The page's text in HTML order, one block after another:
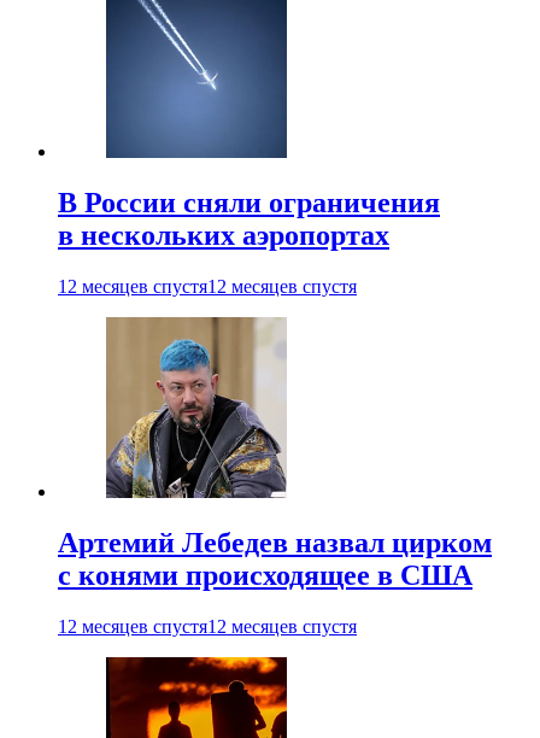
В России сняли ограничения
в нескольких аэропортах
12 месяцев спустя12 месяцев спустя
Артемий Лебедев назвал цирком
с конями происходящее в США
12 месяцев спустя12 месяцев спустя